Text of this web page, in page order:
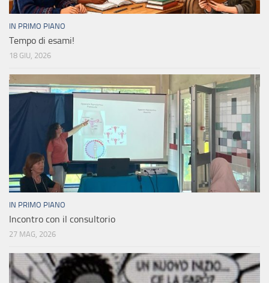
IN PRIMO PIANO
Tempo di esami!
18 GIU, 2026
IN PRIMO PIANO
Incontro con il consultorio
27 MAG, 2026